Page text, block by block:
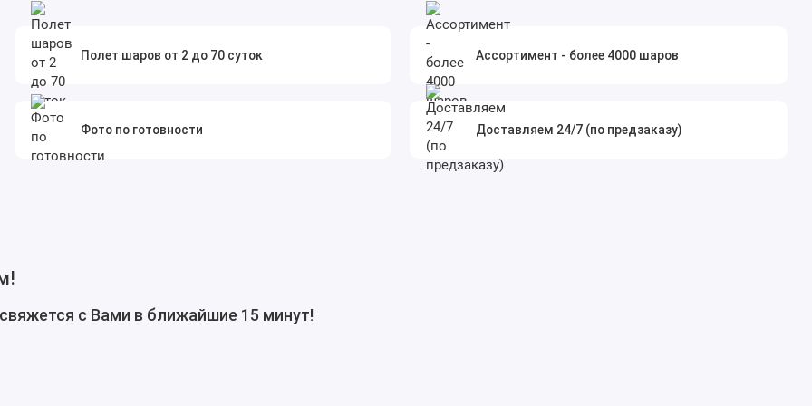
Полет шаров от 2 до 70 суток Ассортимент - более 4000 шаров
Фото по готовности Доставляем 24/7 (по предзаказу)
с Вами в ближайшие 15 минут!